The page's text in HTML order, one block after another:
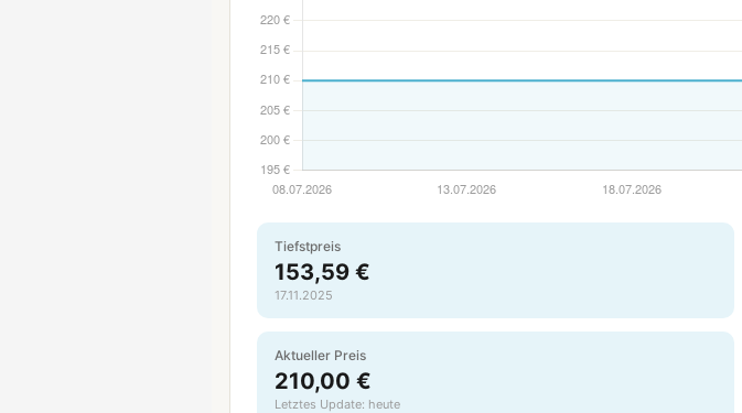
Tiefstpreis
153,59 €
17.11.2025
Aktueller Preis
210,00 €
Letztes Update: heute